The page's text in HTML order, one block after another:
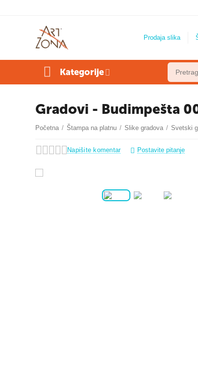
Prodaja slika
Kategorije
Gradovi - Budimpešta
Početna / Štampa na platnu / Slike gradova / Svetski
Napišite komentar Postavite pitanje